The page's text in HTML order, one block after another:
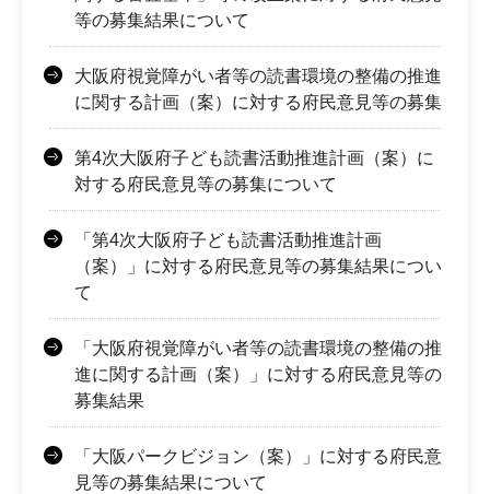
等の募集結果について
大阪府視覚障がい者等の読書環境の整備の推進
に関する計画（案）に対する府民意見等の募集
第4次大阪府子ども読書活動推進計画（案）に
対する府民意見等の募集について
「第4次大阪府子ども読書活動推進計画
（案）」に対する府民意見等の募集結果につい
て
「大阪府視覚障がい者等の読書環境の整備の推
進に関する計画（案）」に対する府民意見等の
募集結果
「大阪パークビジョン（案）」に対する府民意
見等の募集結果について